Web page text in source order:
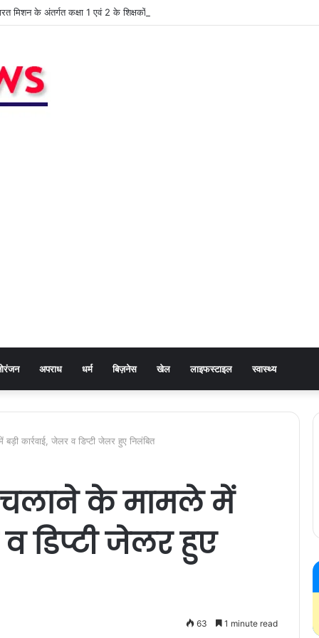
मिशन के अंतर्गत कक्षा 1 एवं 2 के शिक्षकों की कार्यशाला आयोजित
अपराध धर्म बिज़नेस खेल लाइफस्टाइल स्वास्थ्य
कार्रवाई, जेलर व डिप्टी जेलर हुए निलंबित
के मामले में
डिप्टी जेलर हुए
63 1 minute read